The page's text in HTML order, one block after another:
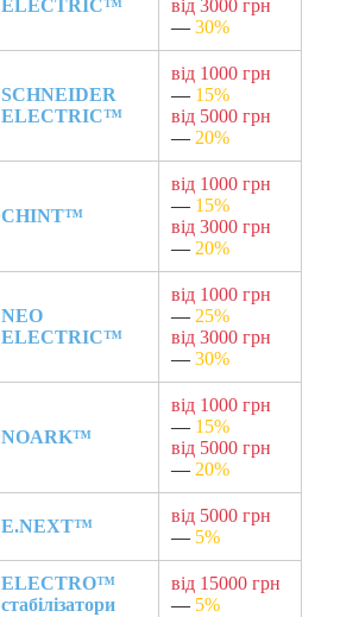
ELECTRIC™
від 3000 грн
— 30%
SCHNEIDER
ELECTRIC™
від 1000 грн
— 15%
від 5000 грн
— 20%
CHINT™
від 1000 грн
— 15%
від 3000 грн
— 20%
NEO
ELECTRIC™
від 1000 грн
— 25%
від 3000 грн
— 30%
NOARK™
від 1000 грн
— 15%
від 5000 грн
— 20%
E.NEXT™
від 5000 грн
— 5%
ELECTRO™
стабілізатори
від 15000 грн
— 5%